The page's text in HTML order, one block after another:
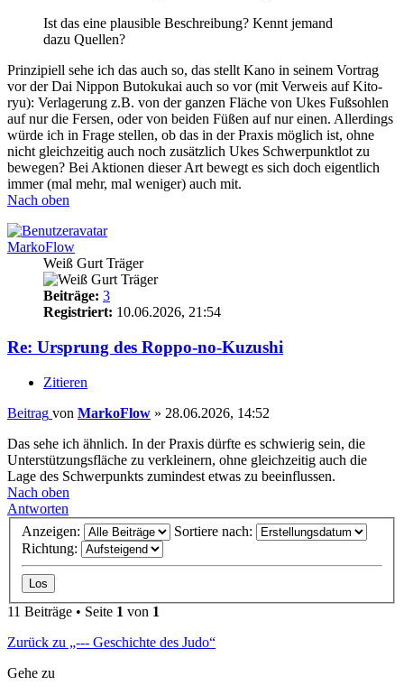
Ist das eine plausible Beschreibung? Kennt jemand
dazu Quellen?
Prinzipiell sehe ich das auch so, das stellt Kano in seinem Vortrag
vor der Dai Nippon Butokukai auch so vor (mit Verweis auf Kito-
ryu): Verlagerung z.B. von der ganzen Fläche von Ukes Fußsohlen
auf nur die Fersen, oder von beiden Füßen auf nur einen. Allerdings
würde ich in Frage stellen, ob das in der Praxis möglich ist, ohne
nicht gleichzeitig auch noch zusätzlich Ukes Schwerpunktlot zu
bewegen? Bei Aktionen dieser Art bewegt es sich doch eigentlich
immer (mal mehr, mal weniger) auch mit.
Nach oben
MarkoFlow
Weiß Gurt Träger
Beiträge: 3
Registriert: 10.06.2026, 21:54
Re: Ursprung des Roppo-no-Kuzushi
Zitieren
Beitrag von MarkoFlow » 28.06.2026, 14:52
Das sehe ich ähnlich. In der Praxis dürfte es schwierig sein, die
Unterstützungsfläche zu verkleinern, ohne gleichzeitig auch die
Lage des Schwerpunkts zumindest etwas zu beeinflussen.
Nach oben
Antworten
Anzeigen:
Sortiere nach:
Richtung:
11 Beiträge • Seite 1 von 1
Zurück zu „--- Geschichte des Judo“
Gehe zu